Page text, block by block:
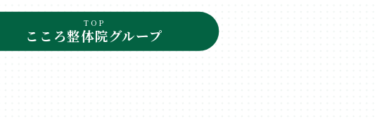
からこその制度です。万が一、初回の検査・説明・施術に
合は、当日中にお申し出ください。初回費用を全額返金いた
TOP
こころ整体院グループ